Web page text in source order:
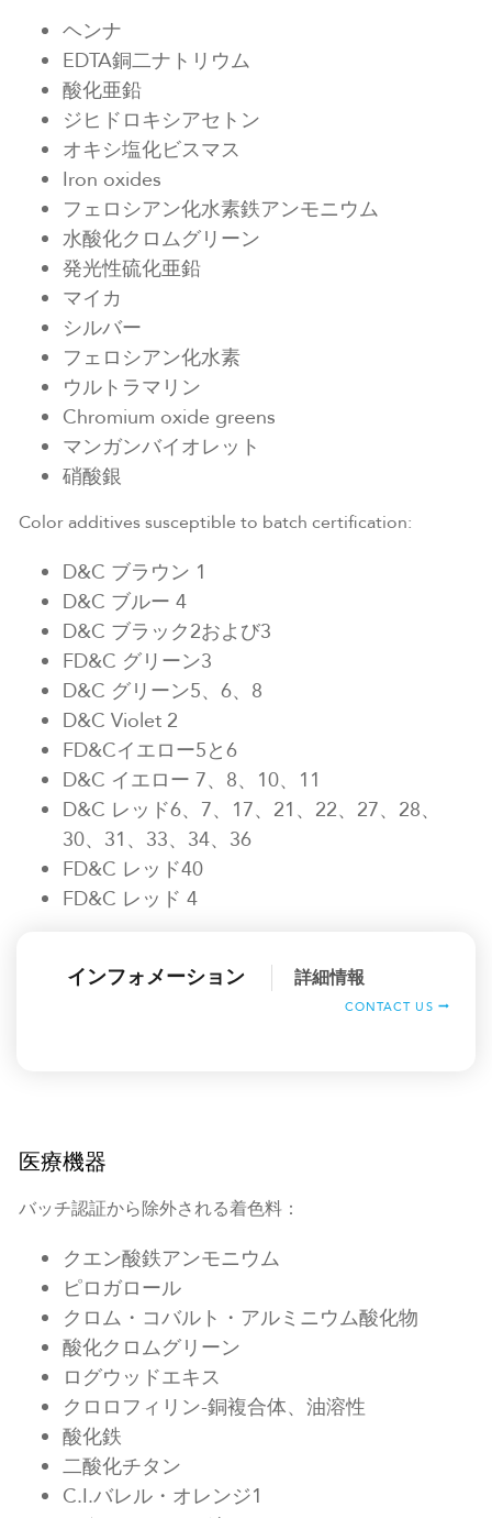
ヘンナ
EDTA銅二ナトリウム
酸化亜鉛
ジヒドロキシアセトン
オキシ塩化ビスマス
Iron oxides
フェロシアン化水素鉄アンモニウム
水酸化クロムグリーン
発光性硫化亜鉛
マイカ
シルバー
フェロシアン化水素
ウルトラマリン
Chromium oxide greens
マンガンバイオレット
硝酸銀
Color additives susceptible to batch certification:
D&C ブラウン 1
D&C ブルー 4
D&C ブラック2および3
FD&C グリーン3
D&C グリーン5、6、8
D&C Violet 2
FD&Cイエロー5と6
D&C イエロー 7、8、10、11
D&C レッド6、7、17、21、22、27、28、
30、31、33、34、36
FD&C レッド40
FD&C レッド 4
インフォメーション 詳細情報
CONTACT US
医療機器
バッチ認証から除外される着色料：
クエン酸鉄アンモニウム
ピロガロール
クロム・コバルト・アルミニウム酸化物
酸化クロムグリーン
ログウッドエキス
クロロフィリン-銅複合体、油溶性
酸化鉄
二酸化チタン
C.I.バレル・オレンジ1